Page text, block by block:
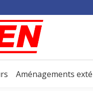
Aménagements